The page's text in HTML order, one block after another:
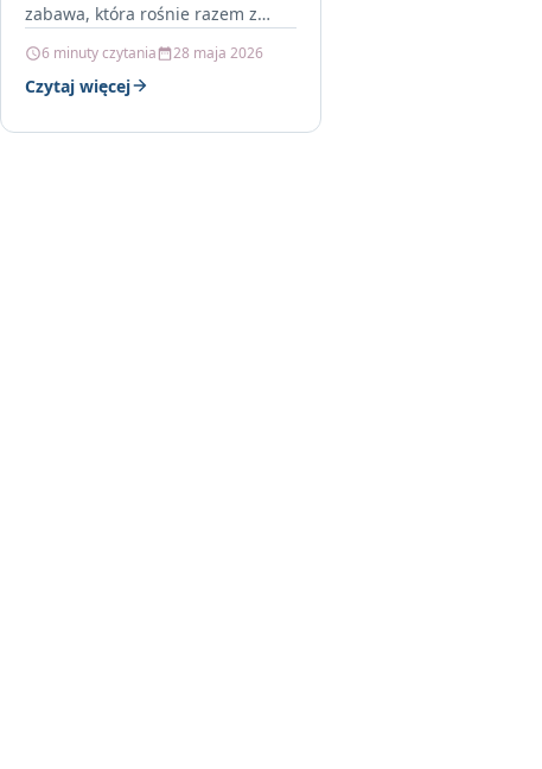
zabawa, która rośnie razem z
Highwaykick 1 2w1 Jeździk I
Hulajnoga Peach to…
6 minuty czytania 28 maja 2026
Czytaj więcej